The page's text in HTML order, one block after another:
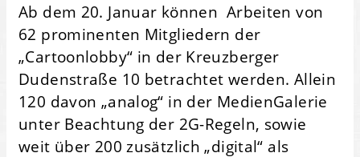
Ab dem 20. Januar können Arbeiten von
62 prominenten Mitgliedern der
„Cartoonlobby“ in der Kreuzberger
Dudenstraße 10 betrachtet werden. Allein
120 davon „analog“ in der MedienGalerie
unter Beachtung der 2G-Regeln, sowie
weit über 200 zusätzlich „digital“ als